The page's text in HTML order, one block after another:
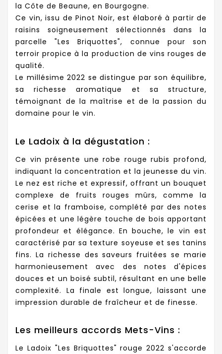
la Côte de Beaune, en Bourgogne.
Ce vin, issu de Pinot Noir, est élaboré à partir de
raisins soigneusement sélectionnés dans la
parcelle "Les Briquottes", connue pour son
terroir propice à la production de vins rouges de
qualité.
Le millésime 2022 se distingue par son équilibre,
sa richesse aromatique et sa structure,
témoignant de la maîtrise et de la passion du
domaine pour le vin.
Le Ladoix à la dégustation :
Ce vin présente une robe rouge rubis profond,
indiquant la concentration et la jeunesse du vin.
Le nez est riche et expressif, offrant un bouquet
complexe de fruits rouges mûrs, comme la
cerise et la framboise, complété par des notes
épicées et une légère touche de bois apportant
profondeur et élégance. En bouche, le vin est
caractérisé par sa texture soyeuse et ses tanins
fins. La richesse des saveurs fruitées se marie
harmonieusement avec des notes d'épices
douces et un boisé subtil, résultant en une belle
complexité. La finale est longue, laissant une
impression durable de fraîcheur et de finesse.
Les meilleurs accords Mets-Vins :
Le Ladoix "Les Briquottes" rouge 2022 s'accorde